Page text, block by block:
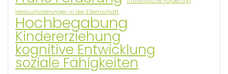
Herausforderungen in der Elternschaft
Hochbegabung
Kindererziehung
kognitive Entwicklung
soziale Fähigkeiten